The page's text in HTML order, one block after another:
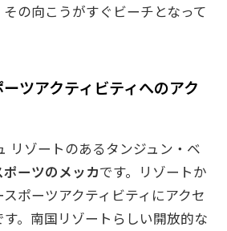
その向こうがすぐビーチとなって
ツアクティビティへのアク
リゾートのあるタンジュン・ベ
ポーツのメッカです。リゾートか
ポーツアクティビティにアクセ
。南国リゾートらしい開放的な